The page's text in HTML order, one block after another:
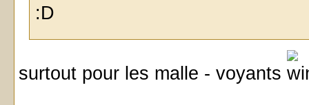
:D
surtout pour les malle - voyants